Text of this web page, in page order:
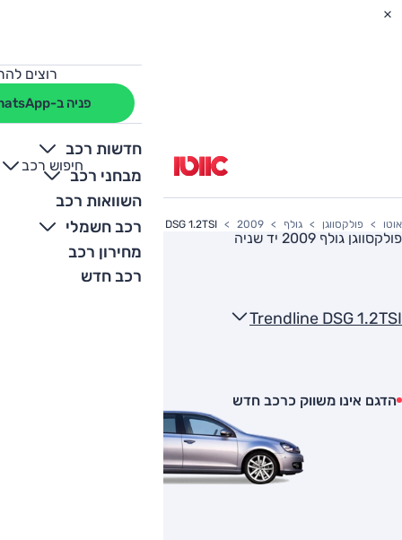
רוצים
פניה ב-WhatsApp
חדשות רכב
מבחני רכב
השוואות רכב
רכב חשמלי
מחירון רכב
רכב חדש
חיפוש רכב
+
-
אוטו פולקסווגן גולף 2009
Trendline DSG 1.2TSI
פולקסווגן גולף 2009 יד שניה
Trendline DSG 1.2TSI
הדגם אינו משווק כרכב חדש